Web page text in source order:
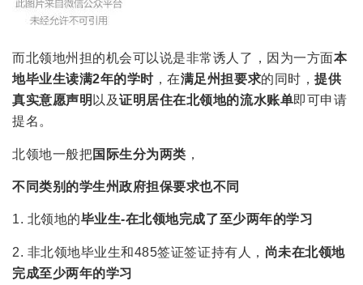
而北领地州担的机会可以说是非常诱人了，因为一方面本
地毕业生读满2年的学时，在满足州担要求的同时，提供
真实意愿声明 以及证明居住在北领地的流水账单即可申请
提名。
北领地一般把国际生分为两类 ，
不同类别的学生州政府担保要求也不同
1. 北领地的毕业生-在北领地完成了至少两年的学习
2. 非北领地毕业生和485签证签证持有人， 尚未在北领地
完成至少两年的学习